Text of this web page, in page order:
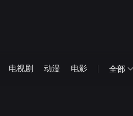
电视剧 动漫 电影 全部